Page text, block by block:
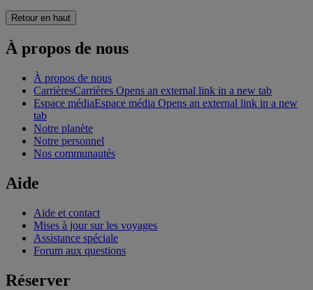
Retour en haut
À propos de nous
À propos de nous
CarrièresCarrières Opens an external link in a new tab
Espace médiaEspace média Opens an external link in a new
tab
Notre planète
Notre personnel
Nos communautés
Aide
Aide et contact
Mises à jour sur les voyages
Assistance spéciale
Forum aux questions
Réserver